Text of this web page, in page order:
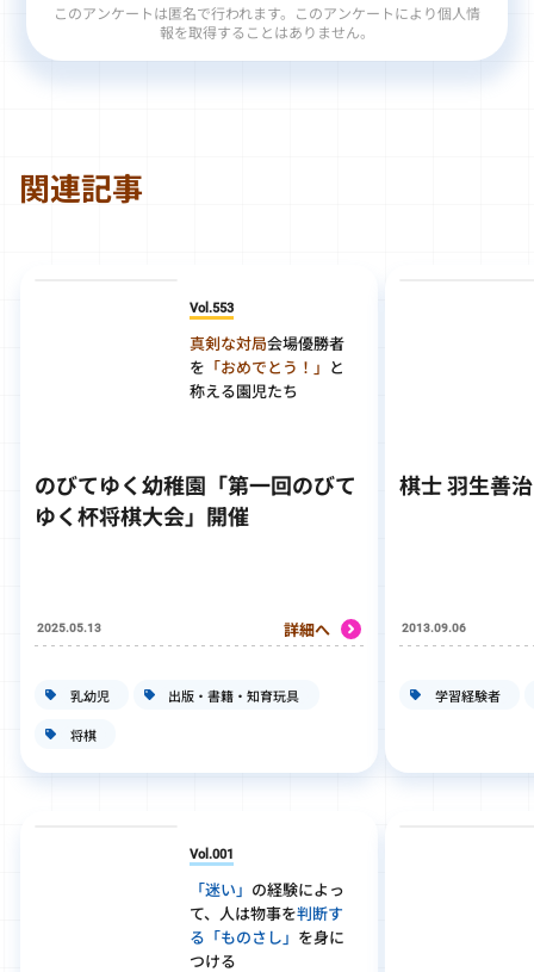
このアンケートは匿名で行われます。このアンケートにより個人情
報を取得することはありません。
関連記事
Vol.553
真剣な対局会場優勝者
を 「おめでとう！」 と
称える園児たち
のびてゆく幼稚園「第一回のびて
ゆく杯将棋大会」開催
2025.05.13 詳細へ
乳幼児 出版・書籍・知育玩具
将棋
Vol.001
「迷い」 の経験によっ
て、 人は物事を判断す
る 「ものさし」 を身に
つける
棋士 羽生善
2013.09.06
学習経験者